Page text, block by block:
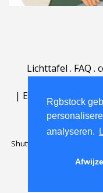
Rgbstock
analyseren.
Lichttafel . FAQ .
| English | Deutsch
Shutterstock official